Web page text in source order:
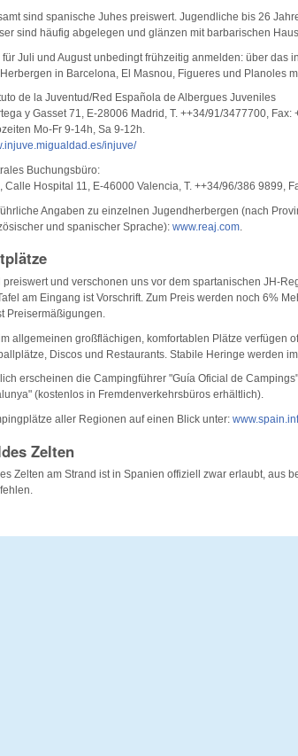
sind spanische Juhes preiswert. Jugendliche bis 26
sind häufig abgelegen und glänzen mit barbarischen
für Juli und August unbedingt frühzeitig anmelden: über das
in Barcelona, El Masnou, Figueres und Planoles
de la Juventud/Red Española de Albergues Juveniles
y Gasset 71, E-28006 Madrid, T. ++34/91/3477700, Fax:
Mo-Fr 9-14h, Sa 9-12h.
injuve/
Buchungsbüro:
Calle Hospital 11, E-46000 Valencia, T. ++34/96/386 9899,
Angaben zu einzelnen Jugendherbergen (nach
und spanischer Sprache): www.reaj.com
preiswert und verschonen uns vor dem spartanischen JH-
am Eingang ist Vorschrift. Zum Preis werden noch 6%
Preisermäßigungen.
allgemeinen großflächigen, komfortablen Plätze verfügen
Discos und Restaurants. Stabile Heringe werden
erscheinen die Campingführer "Guía Oficial de
(kostenlos in Fremdenverkehrsbüros erhältlich).
aller Regionen auf einen Blick unter:
Zelten
Zelten am Strand ist in Spanien offiziell zwar erlaubt, aus